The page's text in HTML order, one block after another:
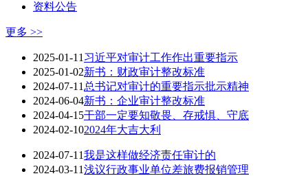
资料公告
更多 >>
2025-01-11 习近平对审计工作作出重要指示
2025-01-02新书：财政审计整改标准
2024-07-11 总书记对审计的重要指示批示精神
2024-06-04新书：企业审计整改标准
2024-04-15干部一定要知敬畏、存戒惧、守底
2024-02-102024年大吉大利
2024-07-11我是这样做经济责任审计的
2024-03-11浅议行政事业单位差旅费报销管理